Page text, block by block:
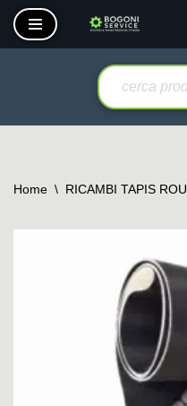
Vai
Home \ RICAMBI TAPIS